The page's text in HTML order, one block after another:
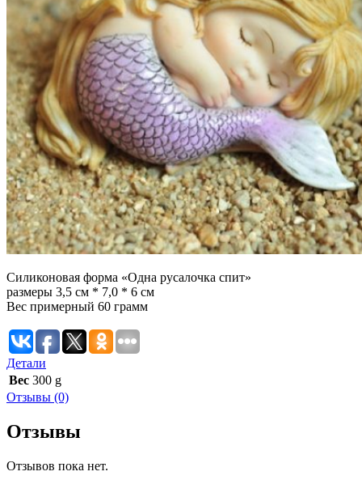
Силиконовая форма «Одна русалочка спит»
размеры 3,5 см * 7,0 * 6 см
Вес примерный 60 грамм
Детали
Вес 300 g
Отзывы (0)
Отзывы
Отзывов пока нет.